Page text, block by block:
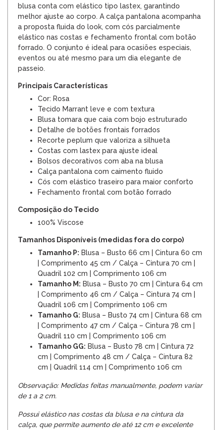
blusa conta com elástico tipo lastex, garantindo
melhor ajuste ao corpo. A calça pantalona acompanha
a proposta fluida do look, com cós parcialmente
elástico nas costas e fechamento frontal com botão
forrado. O conjunto é ideal para ocasiões especiais,
eventos ou até mesmo para um dia elegante de
passeio.
Principais Características
Cor: Rosa
Tecido Marrant leve e com textura
Blusa tomara que caia com bojo estruturado
Detalhe de botões frontais forrados
Recorte peplum que valoriza a silhueta
Costas com lastex para ajuste ideal
Bolsos decorativos com aba na blusa
Calça pantalona com caimento fluido
Cós com elástico traseiro para maior conforto
Fechamento frontal com botão forrado
Composição do Tecido
100% Viscose
Tamanhos Disponíveis (medidas fora do corpo)
Tamanho P: Blusa – Busto 66 cm | Cintura 60 cm
| Comprimento 45 cm / Calça – Cintura 70 cm |
Quadril 102 cm | Comprimento 106 cm
Tamanho M: Blusa – Busto 70 cm | Cintura 64 cm
| Comprimento 46 cm / Calça – Cintura 74 cm |
Quadril 106 cm | Comprimento 106 cm
Tamanho G: Blusa – Busto 74 cm | Cintura 68 cm
| Comprimento 47 cm / Calça – Cintura 78 cm |
Quadril 110 cm | Comprimento 106 cm
Tamanho GG: Blusa – Busto 78 cm | Cintura 72
cm | Comprimento 48 cm / Calça – Cintura 82
cm | Quadril 114 cm | Comprimento 106 cm
Observação: Medidas feitas manualmente, podem variar
de 1 a 2 cm.
Possui elástico nas costas da blusa e na cintura da
calça, que permite aumento de até 12 cm e excelente